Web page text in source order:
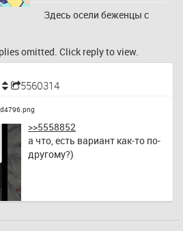
Здесь осели беженцы с
omitted. Click reply to view.
5560314
>>5558852
а что, есть вариант как-то по-
другому?)